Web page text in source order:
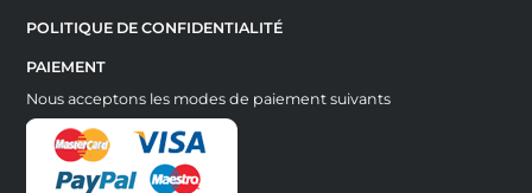
POLITIQUE DE CONFIDENTIALITÉ
PAIEMENT
Nous acceptons les modes de paiement suivants